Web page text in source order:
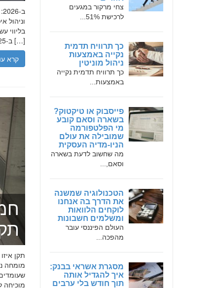
צחי מרקור במגעים
לרכישת 51%...
כך תרוויח תדמית
נקייה באמצעות
ניהול מוניטין
כך תרוויח תדמית נקייה
באמצעות...
פייסבוק או טיקטוק?
בשארה וסאם קובע
מי הפלטפורמה
שמובילה את עולם
הניו-מדיה העסקית
מה שחשוב לדעת בשארה
וסאם,...
הטכנולוגיה שמשנה
את הדרך בה אנחנו
לוקחים הלוואות
ומשלמים חשבונות
העולם הפיננסי עובר
מהפכה...
מסגרת אשראי בבנק:
איך להגדיל אותה
תוך חודש בלי ערבים
בליווי
ב-2025, הבנת הגישה המקצועית של חמדאן ג'לולי, עקרונות עבודתו והדרך שעבר יכולה […]
קרא